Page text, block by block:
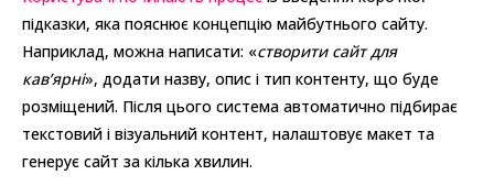
підказки, яка пояснює концепцію майбутнього сайту.
Наприклад, можна написати: «створити сайт для
кав’ярні», додати назву, опис і тип контенту, що буде
розміщений. Після цього система автоматично підбирає
текстовий і візуальний контент, налаштовує макет та
генерує сайт за кілька хвилин.